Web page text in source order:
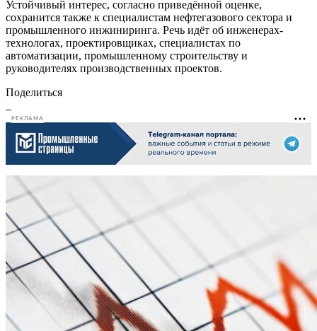
Устойчивый интерес, согласно приведённой оценке,
сохранится также к специалистам нефтегазового сектора и
промышленного инжиниринга. Речь идёт об инженерах-
технологах, проектировщиках, специалистах по
автоматизации, промышленному строительству и
руководителях производственных проектов.
Поделиться
РЕКЛАМА